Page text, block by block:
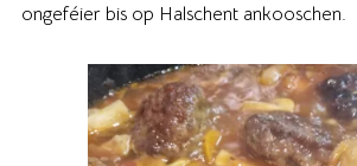
ongeféier bis op Halschent ankooschen.